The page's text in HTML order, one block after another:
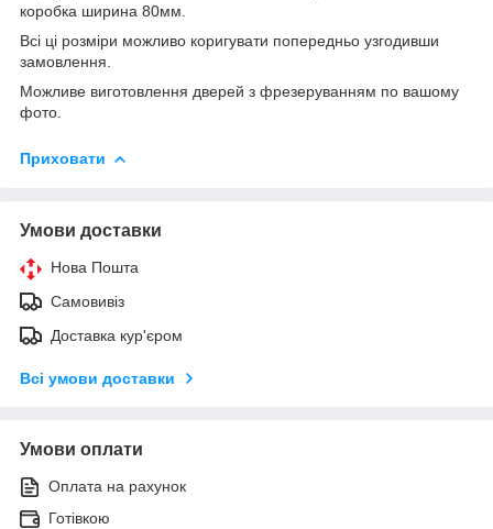
коробка ширина 80мм.
Всі ці розміри можливо коригувати попередньо узгодивши
замовлення.
Можливе виготовлення дверей з фрезеруванням по вашому
фото.
Приховати
Умови доставки
Нова Пошта
Самовивіз
Доставка кур'єром
Всі умови доставки
Умови оплати
Оплата на рахунок
Готівкою